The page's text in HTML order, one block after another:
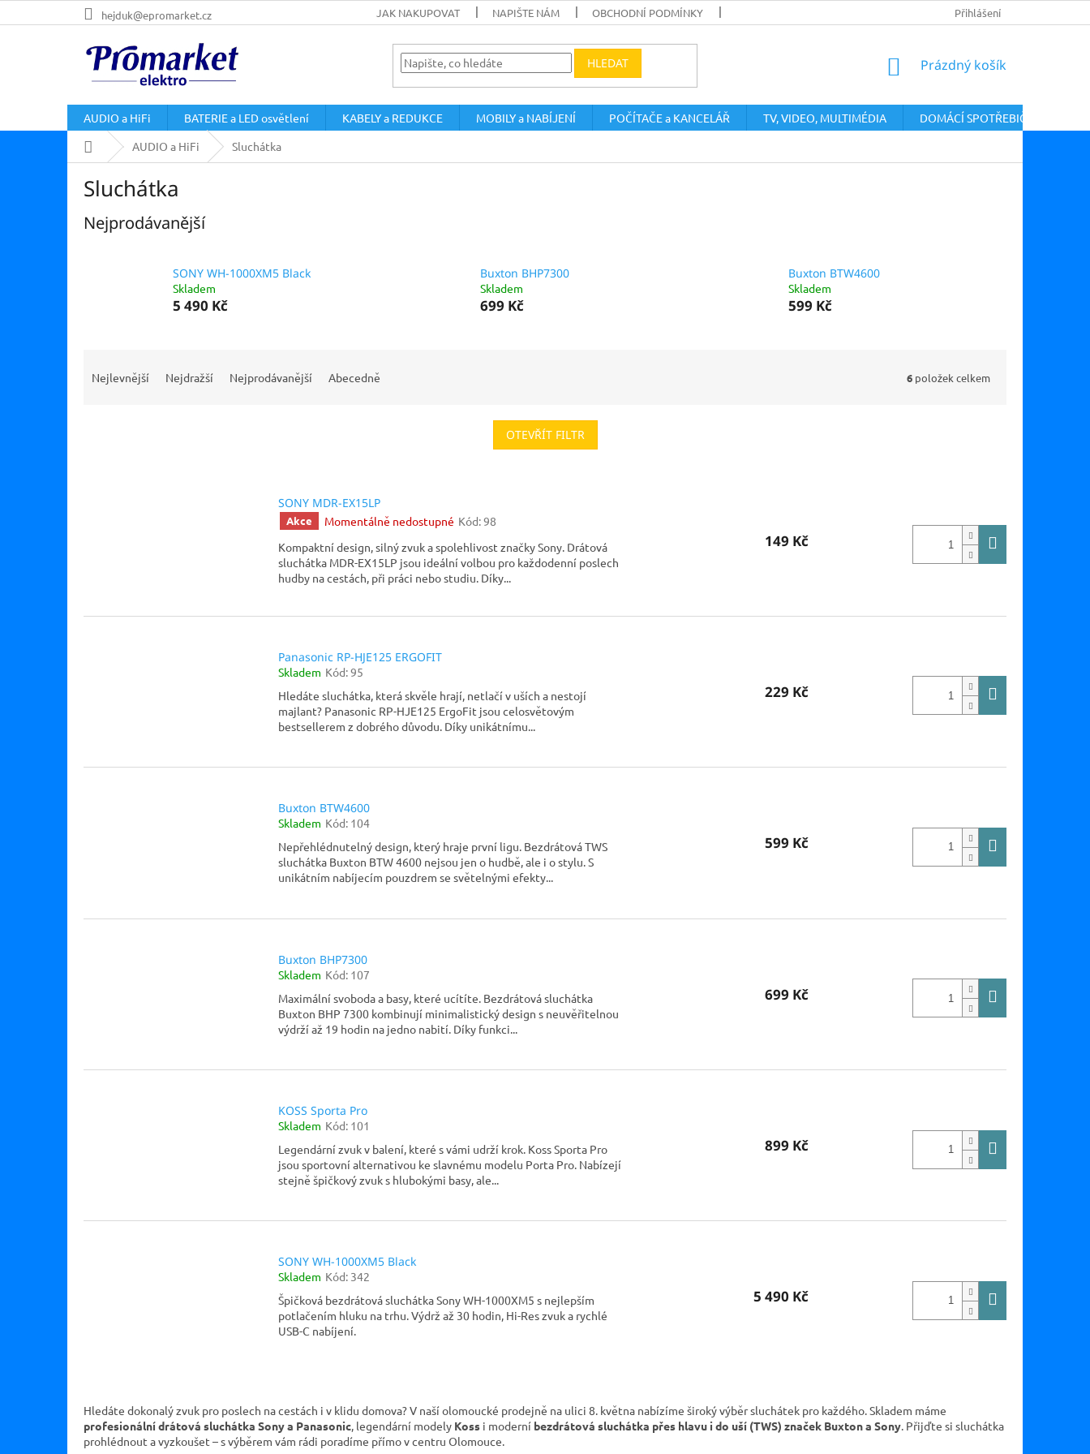
na
hejduk@epromarket.cz JAK NAKUPOVAT NAPIŠTE NÁM OBCHODNÍ PODMÍNKY VRÁCENÍ ZBOŽÍ A
Přihlášení
HLEDAT
NÁKUPNÍ
Prázdný košík
AUDIO a HiFi BATERIE a LED osvětlení KABELY a REDUKCE MOBILY a NABÍJENÍ POČÍTAČE a KANCELÁŘ TV, VIDEO, MULTIMÉDIA
DOMÁCÍ SPOTŘEBIČE
Domů AUDIO a HiFi Sluchátka
Sluchátka
Nejprodávanější
SONY WH-1000XM5 Black
Skladem
5 490 Kč
Buxton BHP7300
Skladem
699 Kč
Buxton BTW4600
Skladem
599 Kč
Nejlevnější Nejdražší Nejprodávanější Abecedně 6 položek celkem
OTEVŘÍT FILTR
d
SONY MDR-EX15LP
Akce Momentálně nedostupné Kód:98
Kompaktní design, silný zvuk a spolehlivost značky Sony. Drátová
sluchátka MDR-EX15LP jsou ideální volbou pro každodenní poslech
hudby na cestách, při práci nebo studiu. Díky...
149 Kč
Panasonic RP-HJE125 ERGOFIT
Skladem Kód:95
Hledáte sluchátka, která skvěle hrají, netlačí v uších a nestojí
majlant? Panasonic RP-HJE125 ErgoFit jsou celosvětovým
bestsellerem z dobrého důvodu. Díky unikátnímu...
229 Kč
Buxton BTW4600
Skladem Kód: 104
Nepřehlédnutelný design, který hraje první ligu. Bezdrátová TWS
sluchátka Buxton BTW 4600 nejsou jen o hudbě, ale i o stylu. S
unikátním nabíjecím pouzdrem se světelnými efekty...
599 Kč
Buxton BHP7300
Skladem Kód: 107
Maximální svoboda a basy, které ucítíte. Bezdrátová sluchátka
Buxton BHP 7300 kombinují minimalistický design s neuvěřitelnou
výdrží až 19 hodin na jedno nabití. Díky funkci...
699 Kč
KOSS Sporta Pro
Skladem Kód: 101
Legendární zvuk v balení, které s vámi udrží krok. Koss Sporta Pro
jsou sportovní alternativou ke slavnému modelu Porta Pro. Nabízejí
stejně špičkový zvuk s hlubokými basy, ale...
899 Kč
SONY WH-1000XM5 Black
Skladem Kód: 342
Špičková bezdrátová sluchátka Sony WH-1000XM5 s nejlepším
potlačením hluku na trhu. Výdrž až 30 hodin, Hi-Res zvuk a rychlé
USB-C nabíjení.
5 490 Kč
v
l
á
Hledáte dokonalý zvuk pro poslech na cestách i v klidu domova? V naší olomoucké prodejně na ulici 8. května nabízíme široký výběr sluchátek pro každého. Skladem máme
profesionální drátová sluchátka Sony a Panasonic, legendární modely Koss i moderní bezdrátová sluchátka přes hlavu i do uší (TWS) značek Buxton a Sony. Přijďte si sluchátka
prohlédnout a vyzkoušet – s výběrem vám rádi poradíme přímo v centru Olomouce.